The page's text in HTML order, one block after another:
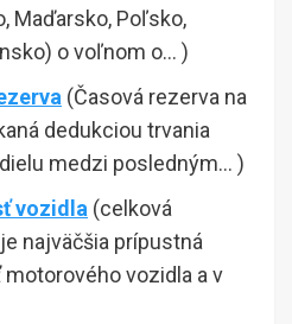
Maďarsko, Poľsko,
o voľnom o… )
(Časová rezerva na
dedukciou trvania
medzi posledným… )
vozidla (celková
najväčšia prípustná
vozidla a v